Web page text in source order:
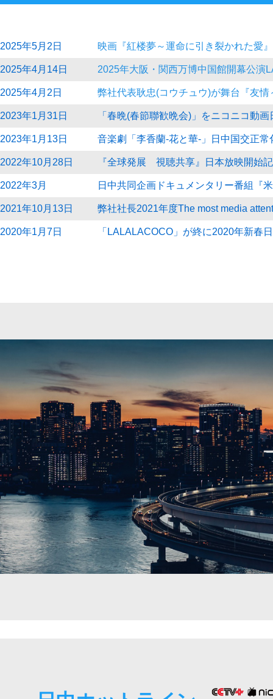
2025年5月2日 映画『紅楼夢～運命に引き裂かれた愛
2025年4月14日 2025年大阪・関西万博中国館開幕公演
2025年4月2日 弊社代表耿忠(コウチュウ)が舞台『友
2023年1月31日 「春晩(春節聯歓晩会)」をニコニコ動
2023年1月13日 音楽劇「李香蘭-花と華-」日中国交正
2022年10月28日 『全球発展 視聴共享』日本放映開始
2022年3月 日中共同企画ドキュメンタリー番組『
2021年10月13日 弊社社長2021年度The most media
2020年1月7日 「LALALACOCO」が終に2020年新春